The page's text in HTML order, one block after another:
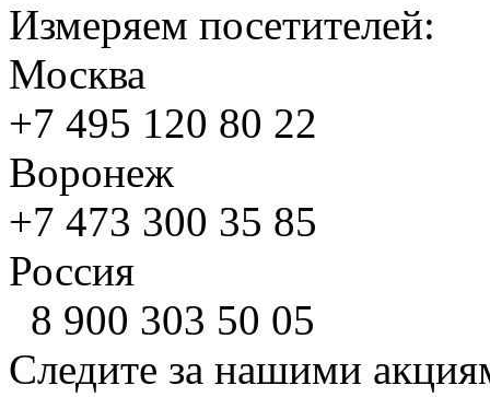
Измеряем посетителей:
Москва
+7 495 120 80 22
Воронеж
+7 473 300 35 85
Россия
8 900 303 50 05
Следите за нашими